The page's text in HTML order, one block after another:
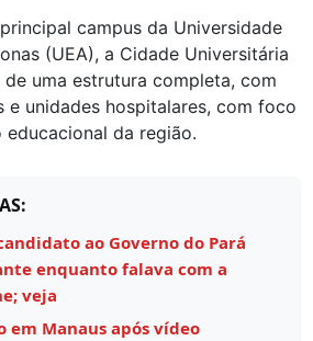
campus da Universidade
(UEA), a Cidade Universitária
uma estrutura completa, com
e unidades hospitalares, com foco
da região.
ao Governo do Pará
enquanto falava com a
veja
em Manaus após vídeo